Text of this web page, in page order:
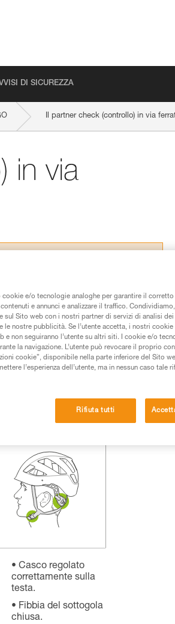
DI SICUREZZA
Il partner check (controllo) in via
in via
in questo consiglio prima di
tecnica per poter capire queste
un addestramento specifico.
da soli, in piena sicurezza,
esistere altre che non
Casco regolato
correttamente sulla
testa.
Fibbia del sottogola
chiusa.
cookie e/o tecnologie analoghe per garantire il corretto
e annunci e analizzare il traffico.
sul Sito web con i nostri partner di servizi di analisi
le nostre pubblicità. Se l’utente accetta, i nostri
e non seguiranno l’utente su altri siti. I cookie e/o
la navigazione. L’utente può revocare il proprio
cookie”, disponibile nella parte inferiore del Sito
l’esperienza dell’utente, ma in nessun caso tale
Rifiuta tutti